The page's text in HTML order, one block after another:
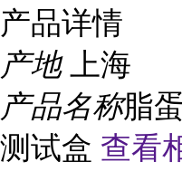
产品详情
产地
上海
产品名称脂
测试盒 查看